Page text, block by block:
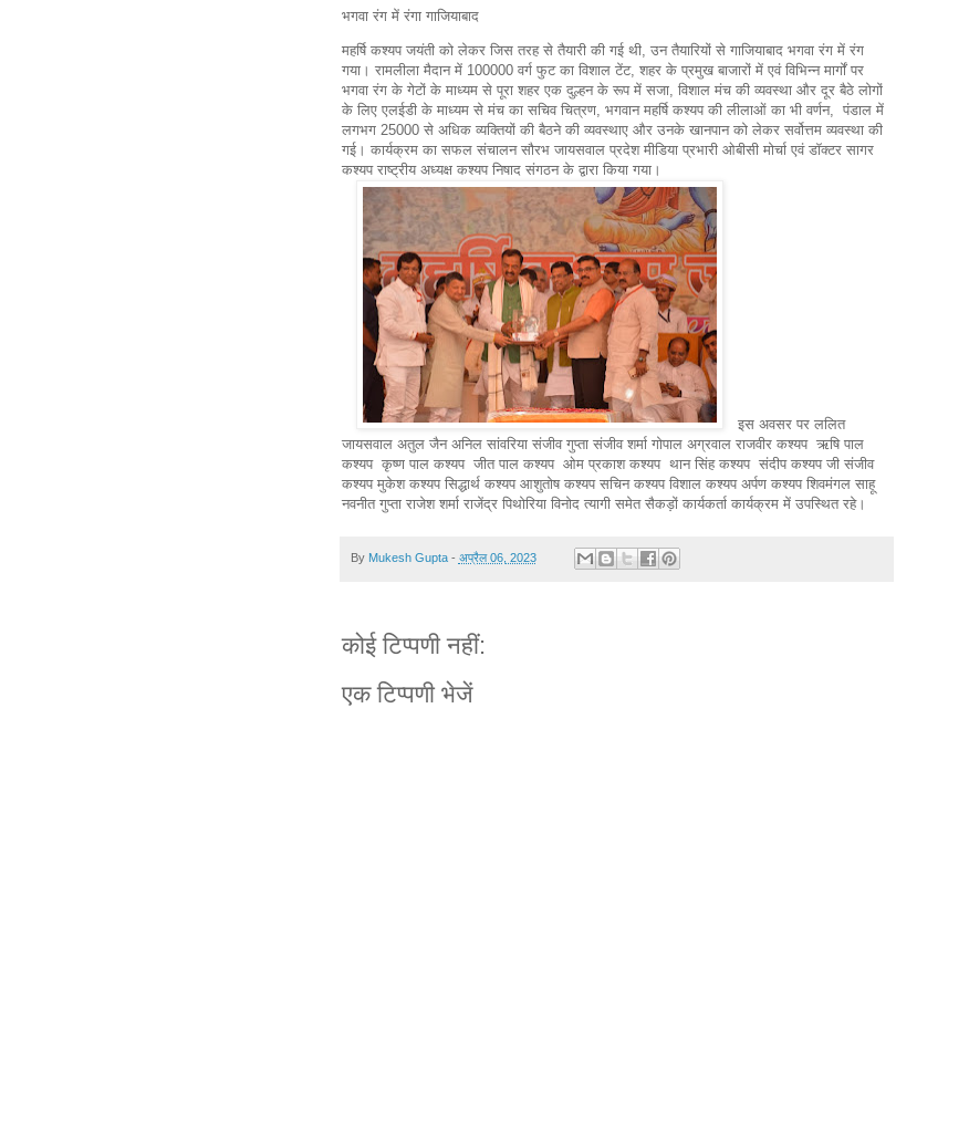
भगवा रंग में रंगा गाजियाबाद
महर्षि कश्यप जयंती को लेकर जिस तरह से तैयारी की गई थी, उन तैयारियों से गाजियाबाद भगवा रंग में रंग
गया। रामलीला मैदान में 100000 वर्ग फुट का विशाल टेंट, शहर के प्रमुख बाजारों में एवं विभिन्न मार्गों पर
भगवा रंग के गेटों के माध्यम से पूरा शहर एक दुल्हन के रूप में सजा, विशाल मंच की व्यवस्था और दूर बैठे लोगों
के लिए एलईडी के माध्यम से मंच का सचिव चित्रण, भगवान महर्षि कश्यप की लीलाओं का भी वर्णन, पंडाल में
लगभग 25000 से अधिक व्यक्तियों की बैठने की व्यवस्थाए और उनके खानपान को लेकर सर्वोत्तम व्यवस्था की
गई। कार्यक्रम का सफल संचालन सौरभ जायसवाल प्रदेश मीडिया प्रभारी ओबीसी मोर्चा एवं डॉक्टर सागर
कश्यप राष्ट्रीय अध्यक्ष कश्यप निषाद संगठन के द्वारा किया गया।
इस अवसर पर ललित
जायसवाल अतुल जैन अनिल सांवरिया संजीव गुप्ता संजीव शर्मा गोपाल अग्रवाल राजवीर कश्यप ऋषि पाल
कश्यप कृष्ण पाल कश्यप जीत पाल कश्यप ओम प्रकाश कश्यप थान सिंह कश्यप संदीप कश्यप जी संजीव
कश्यप मुकेश कश्यप सिद्धार्थ कश्यप आशुतोष कश्यप सचिन कश्यप विशाल कश्यप अर्पण कश्यप शिवमंगल साहू
नवनीत गुप्ता राजेश शर्मा राजेंद्र पिथोरिया विनोद त्यागी समेत सैकड़ों कार्यकर्ता कार्यक्रम में उपस्थित रहे।
By Mukesh Gupta - अप्रैल 06, 2023
कोई टिप्पणी नहीं:
एक टिप्पणी भेजें